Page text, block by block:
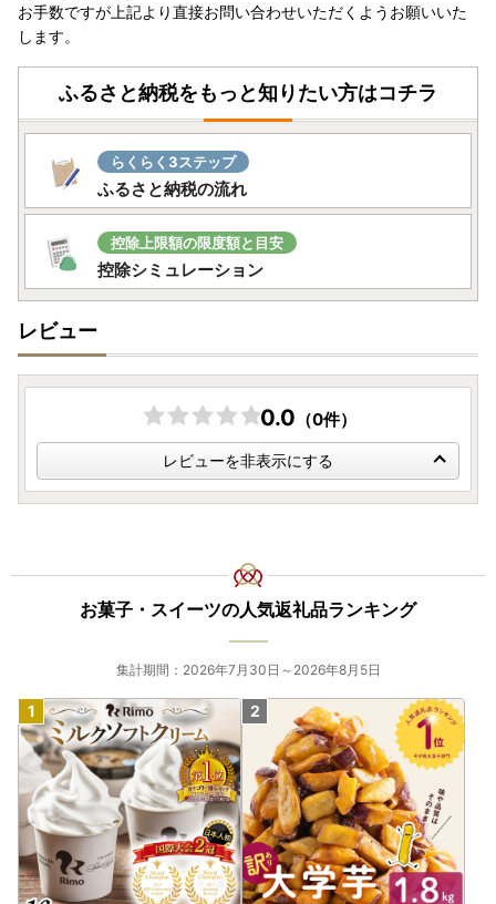
お手数ですが上記より直接お問い合わせいただくようお願いいた
します。
ふるさと納税をもっと知りたい方はコチラ
らくらく3ステップ
ふるさと納税の流れ
控除上限額の限度額と目安
控除シミュレーション
レビュー
0.0 （0件）
レビューを非表示にする
お菓子・スイーツの人気返礼品ランキング
集計期間：2026年7月30日～2026年8月5日